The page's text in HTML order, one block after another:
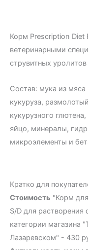
Корм Prescription Diet
ветеринарными
струвитных
Состав: мука из
кукуруза,
кукурузного
яйцо, минералы,
микроэлементы и
Кратко для
Стоимость "Корм
S/D для растворения
категории магазина
Лазаревском" - 430